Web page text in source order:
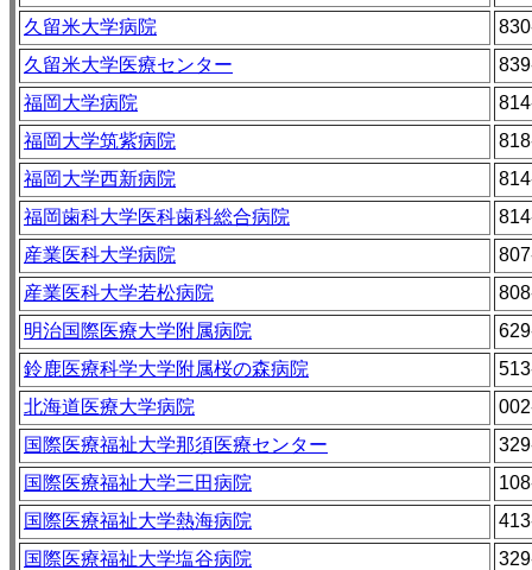
久留米大学病院
久留米大学医療センター
福岡大学病院
福岡大学筑紫病院
福岡大学西新病院
福岡歯科大学医科歯科総合病院
産業医科大学病院
産業医科大学若松病院
明治国際医療大学附属病院
鈴鹿医療科学大学附属桜の森病院
北海道医療大学病院
国際医療福祉大学那須医療センター
国際医療福祉大学三田病院
国際医療福祉大学熱海病院
国際医療福祉大学塩谷病院